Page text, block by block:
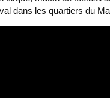
dans les quartiers du